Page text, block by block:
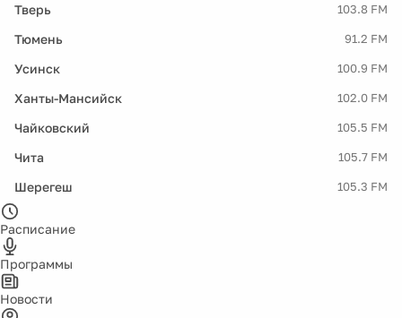
Тверь 103.8 FM
Тюмень 91.2 FM
Усинск 100.9 FM
Ханты-Мансийск 102.0 FM
Чайковский 105.5 FM
Чита 105.7 FM
Шерегеш 105.3 FM
Расписание
Программы
Новости